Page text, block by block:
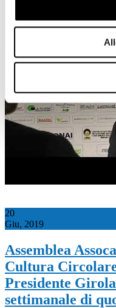
20
Giu, 2019
Assemblea
Cultura
Presidente
settimanale di